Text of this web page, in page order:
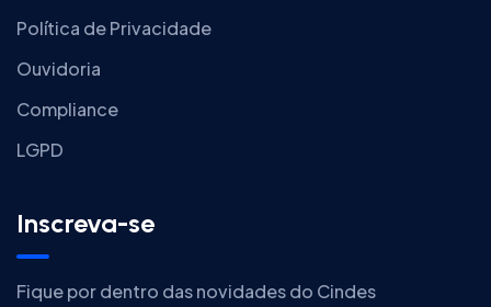
Política de Privacidade
Ouvidoria
Compliance
LGPD
Inscreva-se
Fique por dentro das novidades do Cindes